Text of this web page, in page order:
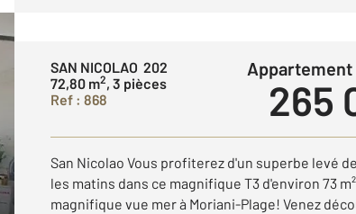
SAN NICOLAO 202
72,80 m2, 3 pièces
Ref : 868
San Nicolao Vous profiterez d'un superbe levé
les matins dans ce magnifique T3 d'environ 73
magnifique vue mer à Moriani-Plage! Venez